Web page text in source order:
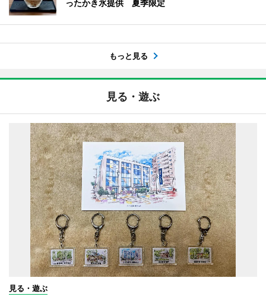
ったかき氷提供 夏季限定
もっと見る
見る・遊ぶ
見る・遊ぶ